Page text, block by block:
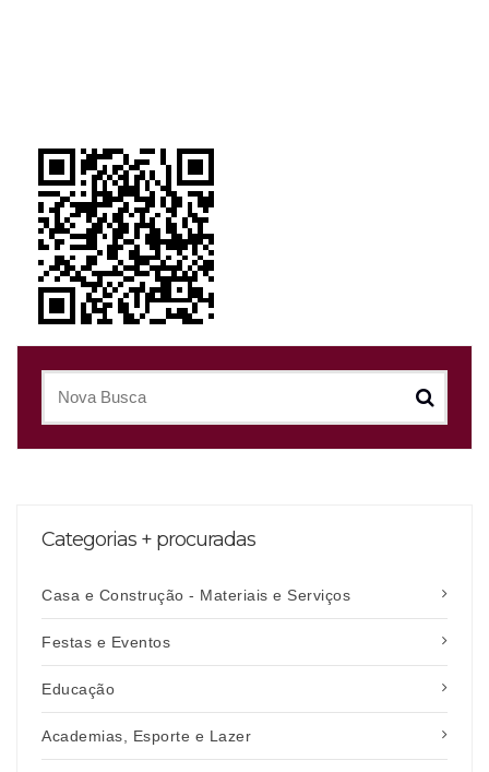
Categorias + procuradas
Casa e Construção - Materiais e Serviços
Festas e Eventos
Educação
Academias, Esporte e Lazer